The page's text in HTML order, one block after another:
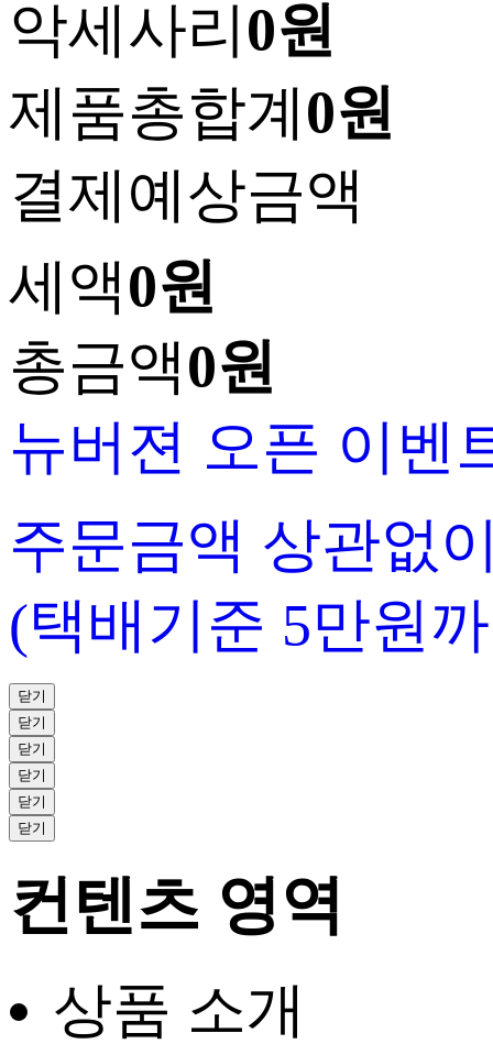
악세사리0원
제품총합계0원
결제예상금액
세액0원
총금액0원
뉴버젼 오픈 이벤
주문금액 상관없
(택배기준 5만원
닫기
닫기
닫기
닫기
닫기
닫기
컨텐츠 영역
상품 소개